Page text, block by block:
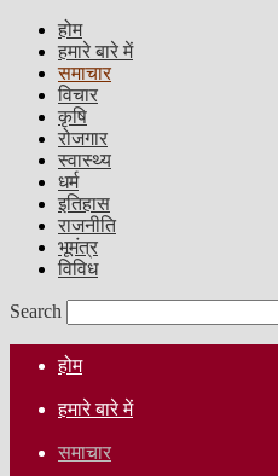
होम
हमारे बारे में
समाचार
विचार
कृषि
रोजगार
स्वास्थ्य
धर्म
इतिहास
राजनीति
भूमंत्र
विविध
Search
होम
हमारे बारे में
समाचार